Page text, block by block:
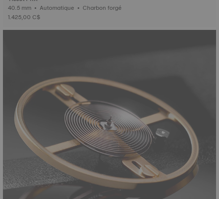
40.5 mm • Automatique • Charbon forgé
1.425,00 C$